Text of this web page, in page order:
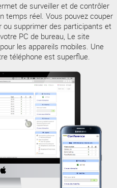
de surveiller et de contrôler
temps réel. Vous pouvez couper
ou supprimer des participants et
PC de bureau, Le site
les appareils mobiles. Une
téléphone est superflue.